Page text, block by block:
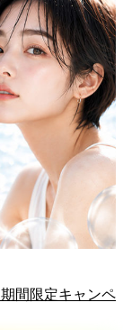
間限定キャンペ